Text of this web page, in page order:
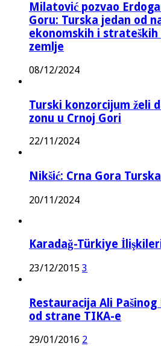
Milatović pozvao
Goru: Turska jedan od
ekonomskih i strateških
zemlje
08/12/2024
Turski konzorcijum želi
zonu u Crnoj Gori
22/11/2024
Nikšić: Crna Gora Turska
20/11/2024
Karadağ-Türkiye
23/12/2015 3
Restauracija Ali
od strane TIKA-e
29/01/2016 2